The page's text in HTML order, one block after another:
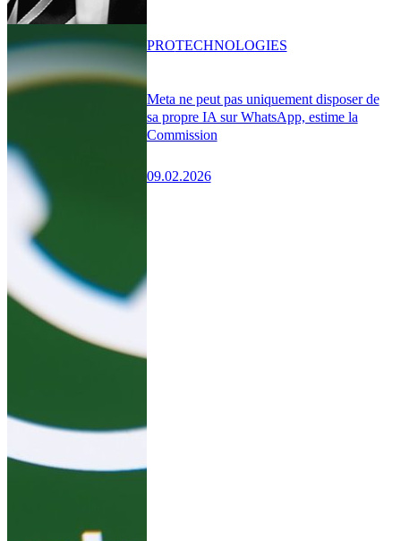
Meta ne peut pas uniquement disposer de
sa propre IA sur WhatsApp, estime la
Commission
09.02.2026
PROTECHNOLOGIES